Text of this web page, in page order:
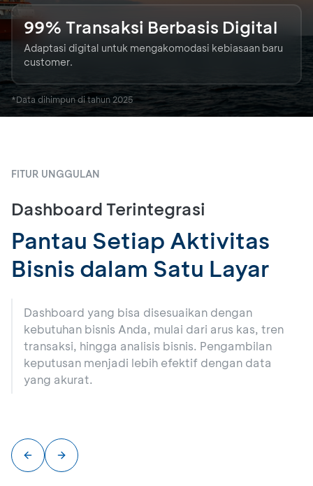
99% Transaksi Berbasis Digital
Adaptasi digital untuk mengakomodasi kebiasaan baru
customer.
*Data dihimpun di tahun 2025
FITUR UNGGULAN
Dashboard Terintegrasi
Pantau Setiap Aktivitas
Bisnis dalam Satu Layar
Dashboard yang bisa disesuaikan dengan
kebutuhan bisnis Anda, mulai dari arus kas, tren
transaksi, hingga analisis bisnis. Pengambilan
keputusan menjadi lebih efektif dengan data
yang akurat.